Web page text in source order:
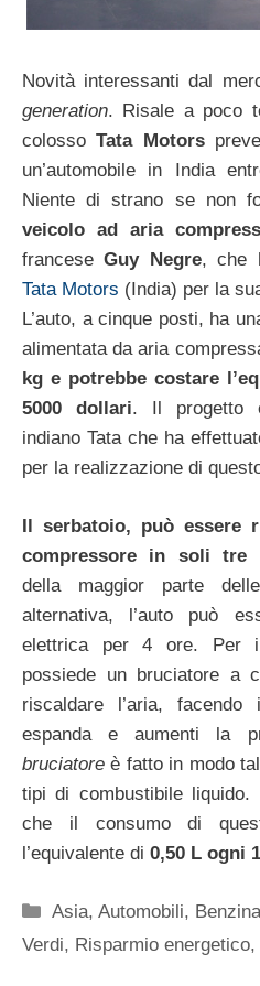
Novità interessanti dal
generation. Risale a poco
colossoTata Motors
un’automobile in India
Niente di strano se non
veicolo ad aria
franceseGuy Negre, che
Tata Motors (India) per la
L’auto, a cinque posti, ha
alimentata da aria
kg e potrebbe costare
5000 dollari. Il progetto
indiano Tata che ha
per la realizzazione di
Il serbatoio, può essere
compressore in soli tre
della maggior parte
alternativa, l’auto può
elettrica per 4 ore. Per i
possiede un bruciatore a
riscaldare l’aria,
espanda e aumenti la
bruciatore è fatto in modo
tipi di combustibile
che il consumo di
l’equivalente di 0,50 L ogni
Categorie
Asia,Automobili,
Verdi, Risparmio energetico,